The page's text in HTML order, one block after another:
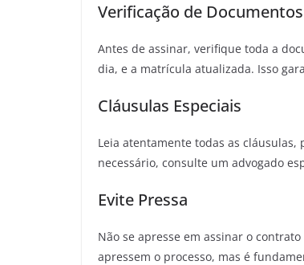
Verificação de Documentos
Antes de assinar, verifique toda a
dia, e a matrícula atualizada. Isso
Cláusulas Especiais
Leia atentamente todas as
necessário, consulte um advogado
Evite Pressa
Não se apresse em assinar o
apressem o processo, mas é